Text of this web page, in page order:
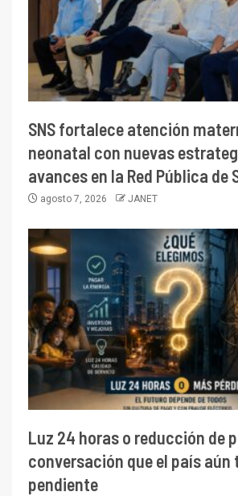
SNS fortalece atención
neonatal con nuevas
avances en la Red Pública de
agosto 7, 2026 JANET
Luz 24 horas o reducción de
conversación que el país aún
pendiente